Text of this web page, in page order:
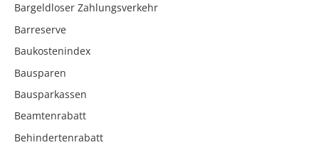
Bargeldloser Zahlungsverkehr
Barreserve
Baukostenindex
Bausparen
Bausparkassen
Beamtenrabatt
Behindertenrabatt